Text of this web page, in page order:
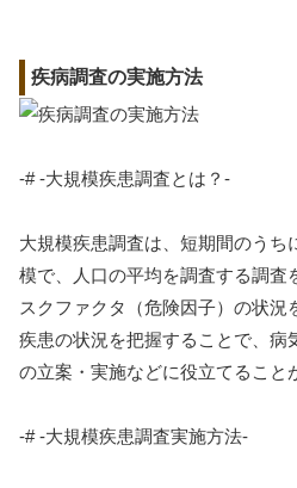
疾病調査の実施方法
-# -大規模疾患調査とは？-
大規模疾患調査は、短期間のうち
模で、人口の平均を調査する調査
スクファクタ（危険因子）の状況
疾患の状況を把握することで、病
の立案・実施などに役立てること
-# -大規模疾患調査実施方法-